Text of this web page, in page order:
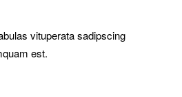
vituperata sadipscing
est.